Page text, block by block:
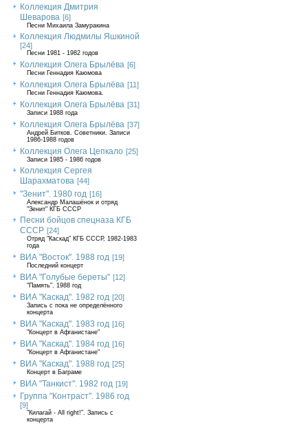
Коллекция Дмитрия
Шеварова [6]
Песни Михаила Замуракина
Коллекция Людмилы Яшкиной
[24]
Песни 1981 - 1982 годов
Коллекция Олега Брылёва [6]
Песни Геннадия Каюмова
Коллекция Олега Брылёва [11]
Песни Геннадия Каюмова.
Коллекция Олега Брылёва [31]
Записи 1988 года
Коллекция Олега Брылёва [37]
Андрей Битков. Советники. Записи
1986-1988 годов
Коллекция Олега Цепкало [25]
Записи 1985 - 1986 годов
Коллекция Сергея
Шарахматова [44]
"Зенит". 1980 год [16]
Александр Малашёнок и отряд
"Зенит" КГБ СССР
Песни бойцов спецназа КГБ
СССР [24]
Отряд "Каскад" КГБ СССР, 1982-1983
года
ВИА "Восток". 1988 год [19]
Последний концерт
ВИА "Голубые береты" [12]
"Память". 1988 год
ВИА "Каскад". 1982 год [20]
Запись с пока не определённого
концерта
ВИА "Каскад". 1983 год [16]
"Концерт в Афганистане"
ВИА "Каскад". 1984 год [16]
"Концерт в Афганистане"
ВИА "Каскад". 1988 год [25]
Концерт в Баграме
ВИА "Танкист". 1982 год [19]
Группа "Контраст". 1986 год
[9]
"Килагай - All right!". Запись с
концерта